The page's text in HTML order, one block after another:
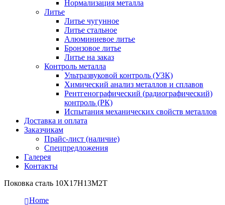
Нормализация металла
Литье
Литье чугунное
Литье стальное
Алюминиевое литье
Бронзовое литье
Литье на заказ
Контроль металла
Ультразвуковой контроль (УЗК)
Химический анализ металлов и сплавов
Рентгенографический (радиографический)
контроль (РК)
Испытания механических свойств металлов
Доставка и оплата
Заказчикам
Прайс-лист (наличие)
Спецпредложения
Галерея
Контакты
Поковка сталь 10Х17Н13М2Т
Home